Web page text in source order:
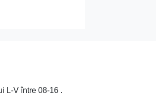
L-V între 08-16 .